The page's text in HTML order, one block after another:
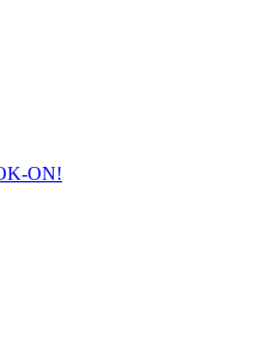
ON!